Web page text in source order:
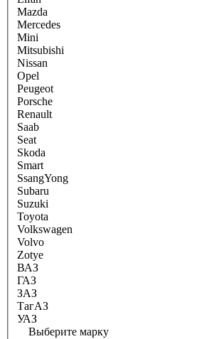
Mazda
Mercedes
Mini
Mitsubishi
Nissan
Opel
Peugeot
Porsche
Renault
Saab
Seat
Skoda
Smart
SsangYong
Subaru
Suzuki
Toyota
Volkswagen
Volvo
Zotye
ВАЗ
ГАЗ
ЗАЗ
ТагАЗ
УАЗ
Выберите марку